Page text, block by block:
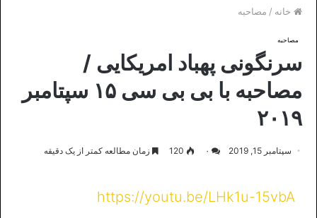
خانه / مصاحبه
مصاحبه
سرنگونی پهباد امریکایی /
مصاحبه با بی بی سی ۱۵ سپتامبر
۲۰۱۹
سپتامبر 15, 2019 ۰ 120 زمان مطالعه کمتر از یک دقیقه
https://youtu.be/LHk1u-15vbA